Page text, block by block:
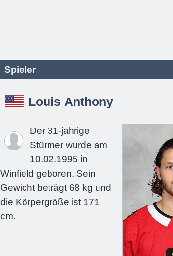
Spieler
Louis Anthony
Der 31-jährige
Stürmer wurde am
10.02.1995 in
Winfield geboren. Sein
Gewicht beträgt 68 kg und
die Körpergröße ist 171
cm.